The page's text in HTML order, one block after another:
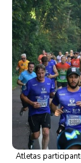
Atletas